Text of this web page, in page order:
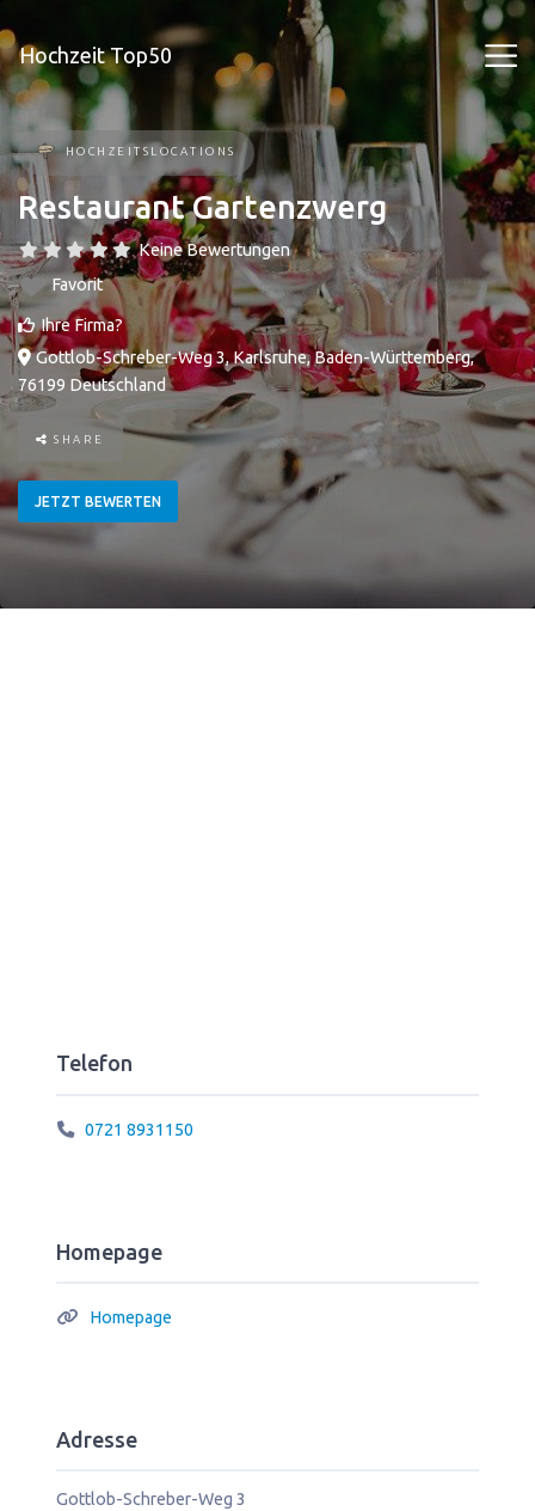
Hochzeit Top50
HOCHZEITSLOCATIONS
Restaurant Gartenzwerg
Keine Bewertungen
Favorit
Ihre Firma?
Gottlob-Schreber-Weg 3, Karlsruhe,Baden-Württemberg,
76199 Deutschland
SHARE
JETZT BEWERTEN
Telefon
0721 8931150
Homepage
Homepage
Adresse
Gottlob-Schreber-Weg 3